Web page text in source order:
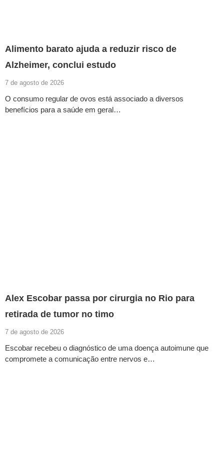
Alimento barato ajuda a reduzir risco de
Alzheimer, conclui estudo
7 de agosto de 2026
O consumo regular de ovos está associado a diversos
benefícios para a saúde em geral…
Alex Escobar passa por cirurgia no Rio para
retirada de tumor no timo
7 de agosto de 2026
Escobar recebeu o diagnóstico de uma doença autoimune que
compromete a comunicação entre nervos e…